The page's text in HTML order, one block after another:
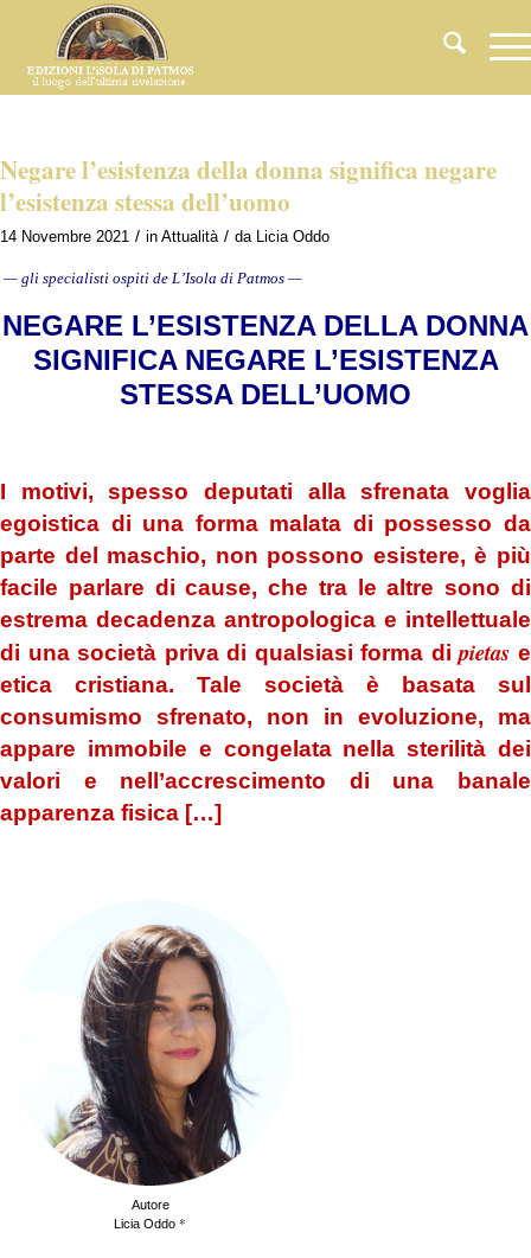
Negare l’esistenza della donna significa negare
l’esistenza stessa dell’uomo
14 Novembre 2021 / in Attualità / da Licia Oddo
— gli specialisti ospiti de L’Isola di Patmos —
NEGARE L’ESISTENZA DELLA DONNA
SIGNIFICA NEGARE L’ESISTENZA
STESSA DELL’UOMO
I motivi,spesso deputati alla sfrenata voglia
egoistica di una forma malata di possesso da
parte del maschio, non possono esistere, è più
facile parlare di cause, che tra le altre sono di
estrema decadenza antropologica e intellettuale
di una società priva di qualsiasi forma dipietas e
etica cristiana. Tale società è basata sul
consumismo sfrenato, non in evoluzione, ma
appare immobile e congelata nella sterilità dei
valori e nell’accrescimento di una banale
apparenza fisica […]
Autore
Licia Oddo *